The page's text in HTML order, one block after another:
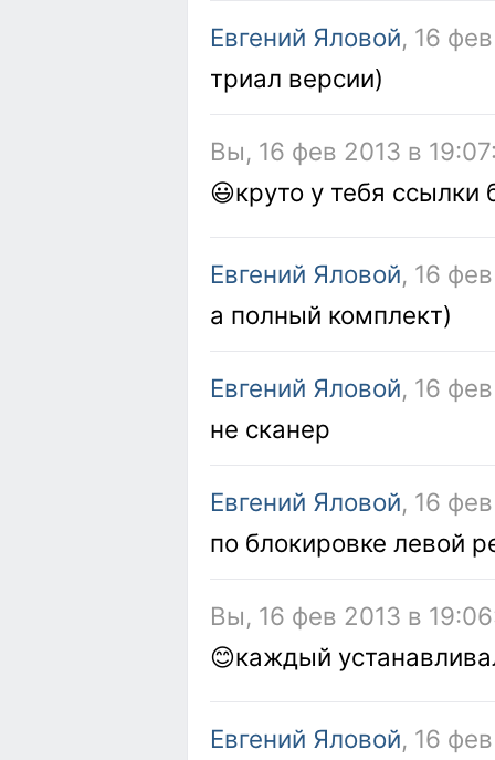
Евгений Яловой, 16
триал версии)
Вы, 16 фев 2013 в
😃круто у тебя ссылки
Евгений Яловой, 16
а полный комплект)
Евгений Яловой, 16
не сканер
Евгений Яловой, 16
по блокировке левой
Вы, 16 фев 2013 в
😊каждый
Евгений Яловой, 16